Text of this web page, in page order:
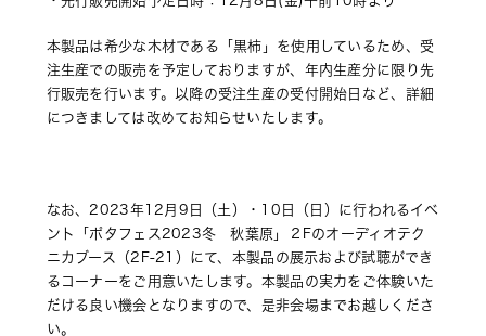
本製品は希少な木材である「黒柿」を使用しているため、受
注生産での販売を予定しておりますが、年内生産分に限り先
行販売を行います。以降の受注生産の受付開始日など、詳細
につきましては改めてお知らせいたします。
なお、2023年12月9日（土）・10日（日）に行われるイベ
ント「ポタフェス2023冬　秋葉原」２Fのオーディオテク
ニカブース（2F-21）にて、本製品の展示および試聴ができ
るコーナーをご用意いたします。本製品の実力をご体験いた
だける良い機会となりますので、是非会場までお越しくださ
い。